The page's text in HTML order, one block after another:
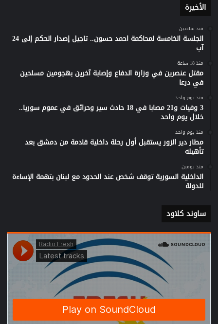
الأخيرة
منذ ساعتين
الجلسة الخامسة لمحاكمة احمد حسون.. تاجيل إصدار الحكم إلى 24
آب
منذ 18 ساعة
مقتل عنصرين في وزارة الدفاع وإصابة آخرين بهجومين مسلحين
في درعا
منذ يوم واحد
3 وفيات و21 مصابا في 18 حادث سير وحرائق في عموم سوريا..
خلال يوم واحد
منذ يوم واحد
مطار دير الزور يستقبل أول رحلة داخلية قادمة من دمشق بعد
تأهيله
منذ يومين
الداخلية السورية توقف شخص عند الحدود مع لبنان بتهمة الإساءة
للدولة
ساوند كلاود